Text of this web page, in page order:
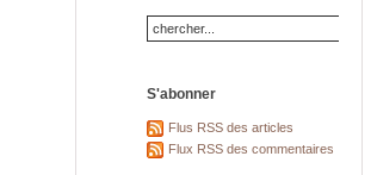
S'abonner
Flus RSS des articles
Flux RSS des commentaires